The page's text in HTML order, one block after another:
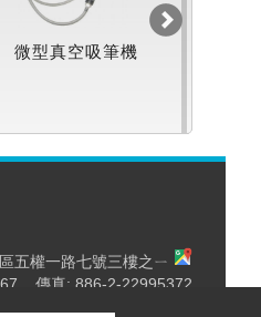
微型真空吸筆機
五權一路七號三樓之ㄧ
傳真: 886-2-22995372